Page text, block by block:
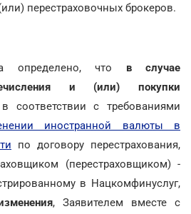
перестраховочных брокеров.
определено, что в случае
и (или) покупки
соответствии с требованиями
иностранной валюты в
по договору перестрахования,
(перестраховщиком) -
в Нацкомфинуслуг,
, Заявителем вместе с